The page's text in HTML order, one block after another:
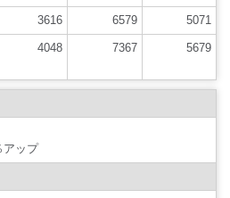
3616 6579 5071
4048 7367 5679
アップ